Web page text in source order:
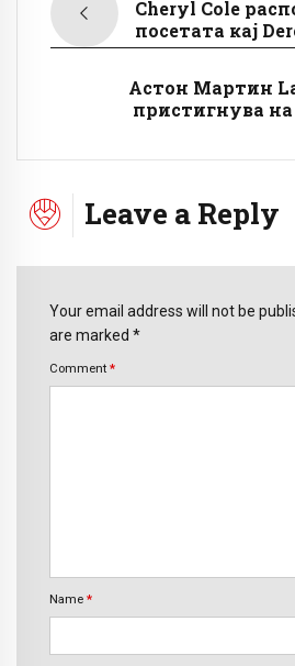
Cheryl Cole
посетата кај
Астон Мартин
пристигнува
Leave a Reply
Your email address will not be
are marked *
Comment *
Name *